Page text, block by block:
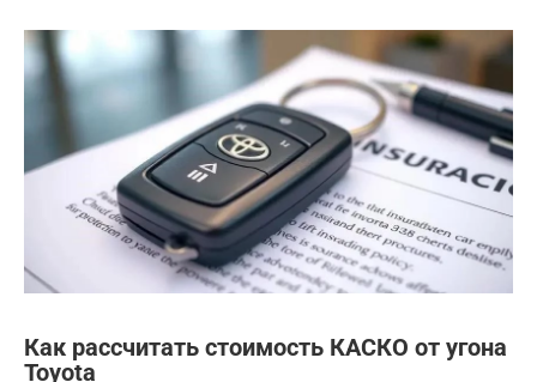
Как рассчитать стоимость КАСКО от угона
Toyota